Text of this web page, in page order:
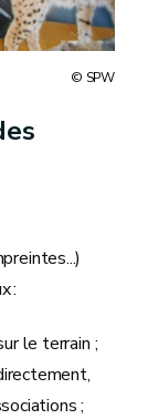
© SPW
:
le terrain ;
;